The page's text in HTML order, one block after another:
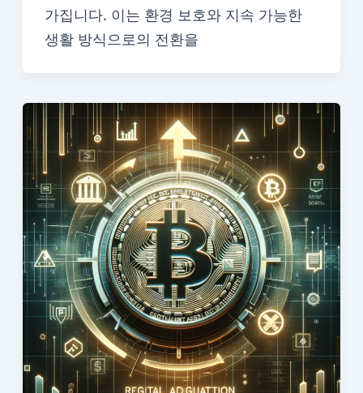
가집니다. 이는 환경 보호와 지속 가능한
생활 방식으로의 전환을